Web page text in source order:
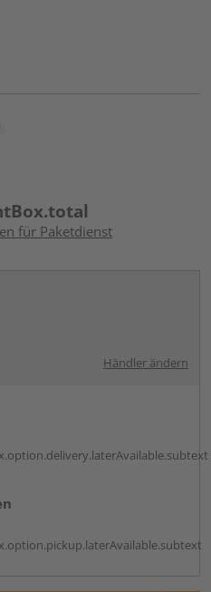
für Paketdienst
Händler ändern